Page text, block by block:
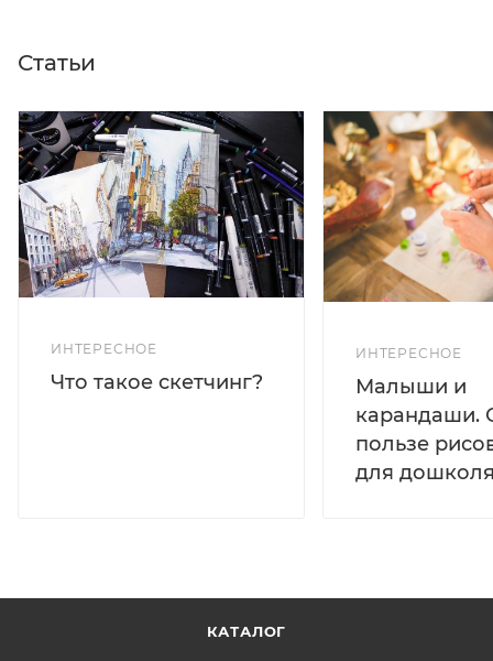
Статьи
ИНТЕРЕСНОЕ
Что такое скетчинг?
ИНТЕРЕСНОЕ
Малыши и
карандаши.
пользе
для
КАТАЛОГ